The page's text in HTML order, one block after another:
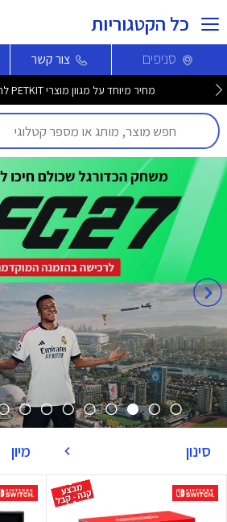
כל הקטגוריות
סניפים צור קשר
מחיר מיוחד על מגוון מוצרי PETKIT לחברי מועדון >>
סינון מיון